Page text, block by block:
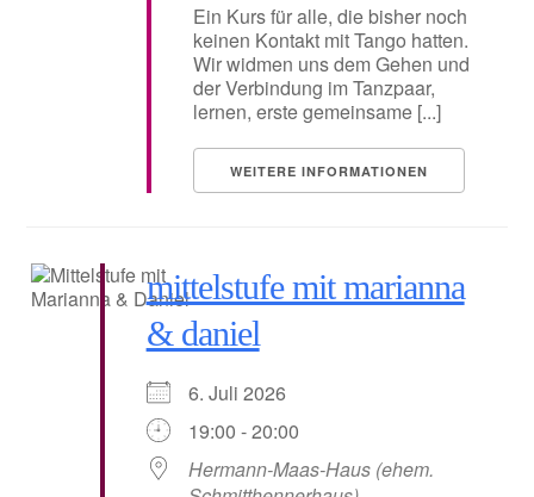
Ein Kurs für alle, die bisher noch
keinen Kontakt mit Tango hatten.
Wir widmen uns dem Gehen und
der Verbindung im Tanzpaar,
lernen, erste gemeinsame [...]
WEITERE INFORMATIONEN
mittelstufe mit marianna
& daniel
6. Juli 2026
19:00 - 20:00
Hermann-Maas-Haus (ehem.